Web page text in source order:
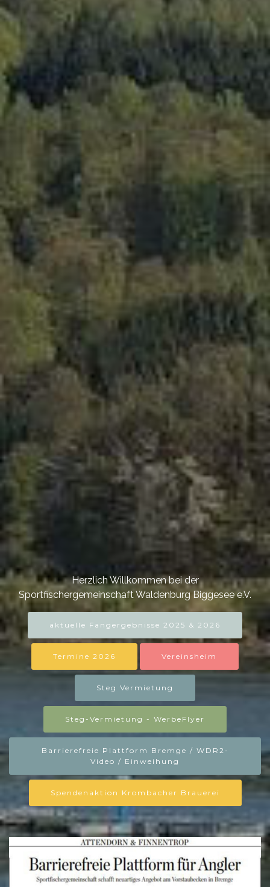
Herzlich Willkommen bei der
Sportfischergemeinschaft Waldenburg Biggesee e.V.
aktuelle Fangergebnisse 2025 & 2026
Termine 2026 Vereinsheim
Steg Vermietung
Steg-Vermietung - WerbeFlyer
Barrierefreie Plattform Bremge / WDR2-
Video / Einweihung
Spendenaktion Krombacher Brauerei